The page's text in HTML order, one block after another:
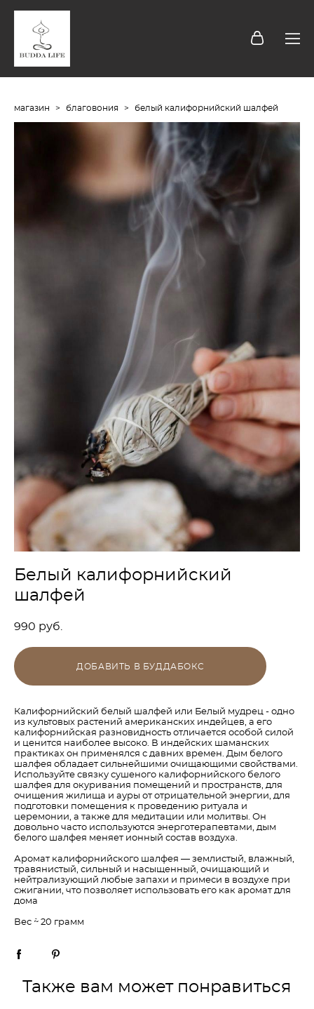
магазин > благовония > белый калифорнийский шалфей
Белый калифорнийский
шалфей
990 pуб.
ДОБАВИТЬ В БУДДАБОКС
Калифорнийский белый шалфей или Белый мудрец - одно
из культовых растений американских индейцев, а его
калифорнийская разновидность отличается особой силой
и ценится наиболее высоко. В индейских шаманских
практиках он применялся с давних времен. Дым белого
шалфея обладает сильнейшими очищающими свойствами.
Используйте связку сушеного калифорнийского белого
шалфея для окуривания помещений и пространств, для
очищения жилища и ауры от отрицательной энергии, для
подготовки помещения к проведению ритуала и
церемонии, а также для медитации или молитвы. Он
довольно часто используются энерготерапевтами, дым
белого шалфея меняет ионный состав воздуха.
Аромат калифорнийского шалфея — землистый, влажный,
травянистый, сильный и насыщенный, очищающий и
нейтрализующий любые запахи и примеси в воздухе при
сжигании, что позволяет использовать его как аромат для
дома
Вес ``~ 20 грамм
Также вам может понравиться